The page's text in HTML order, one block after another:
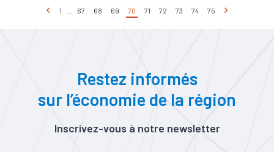
1 67 68 69 70 71 72 73 74 75
Restez informés
sur l’économie de la région
Inscrivez-vous à notre newsletter